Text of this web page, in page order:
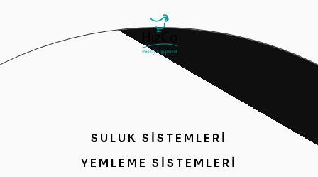
SULUK SİSTEMLERİ
YEMLEME SİSTEMLERİ